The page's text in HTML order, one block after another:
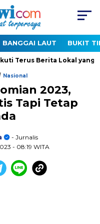
BANGGAI LAUT BUKIT
Terus Berita Lokal yang
Nasional
2023,
Tapi Tetap
- Jurnalis
- 08:19 WITA